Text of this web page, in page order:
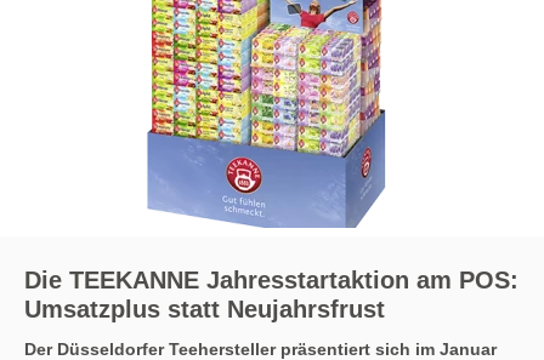
Die TEEKANNE Jahresstartaktion am POS:
Umsatzplus statt Neujahrsfrust
Der Düsseldorfer Teehersteller präsentiert sich im Januar